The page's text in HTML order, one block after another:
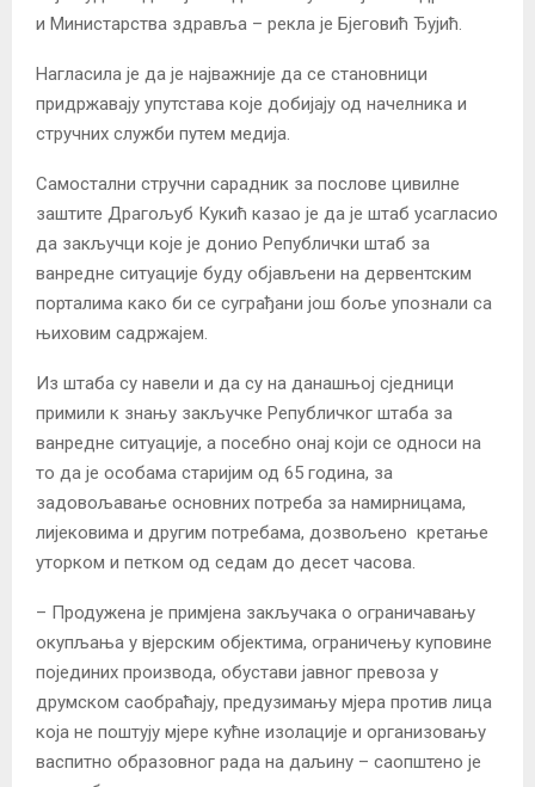
и Министарства здравља – рекла је Бјеговић Ђујић.
Нагласила је да је најважније да се становници
придржавају упутстава које добијају од начелника и
стручних служби путем медија.
Самостални стручни сарадник за послове цивилне
заштите Драгољуб Кукић казао је да је штаб усагласио
да закључци које је донио Републички штаб за
ванредне ситуације буду објављени на дервентским
порталима како би се суграђани још боље упознали са
њиховим садржајем.
Из штаба су навели и да су на данашњој сједници
примили к знању закључке Републичког штаба за
ванредне ситуације, а посебно онај који се односи на
то да је особама старијим од 65 година, за
задовољавање основних потреба за намирницама,
лијековима и другим потребама, дозвољено кретање
уторком и петком од седам до десет часова.
– Продужена је примјена закључака о ограничавању
окупљања у вјерским објектима, ограничењу куповине
појединих производа, обустави јавног превоза у
друмском саобраћају, предузимању мјера против лица
која не поштују мјере кућне изолације и организовању
васпитно образовног рада на даљину – саопштено је